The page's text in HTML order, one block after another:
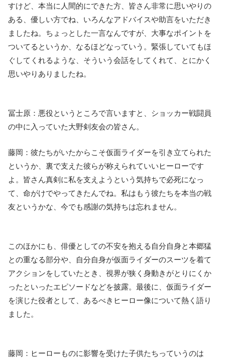
すけど、本当に⼈間的にできた方、皆さん⾮常に思いやりの
ある、優しい⽅でね、いろんなアドバイスや助⾔をいただき
ましたね。ちょっとした⼀⾔なんですが、⼤事なポイントを
ついてるというか、なるほどなっていう。緊張していてもほ
ぐしてくれるような、そういう会話をしてくれて、とにかく
思いやりありましたね。
冨士原：悪役というところで⾔いますと、ショッカー戦闘員
の中に⼊っていた⼤野剣友会の皆さん。
藤岡：彼たちがいたからこそ仮⾯ライダーを引き⽴てられた
というか、裏で⽀えた彼らが称えられていいヒーローです
よ。皆さん真剣に私を支えようという気持ちで必死になっ
て、命がけでやってきたんでね。私はもう彼たちを本当の戦
友というかな、今でも感謝の気持ちは忘れません。
このほかにも、俳優としての不安を抱える自分自身と本郷猛
との重なる部分や、自分自身が仮面ライダーのスーツを着て
アクションをしていたとき、視界が狭く身動きがとりにくか
ったといったエピソードなどを披露。最後に、仮面ライダー
を演じた役者として、あるべきヒーロー像について熱く語り
ました。
藤岡：ヒーローものに影響を受けた子供たちっていうのは